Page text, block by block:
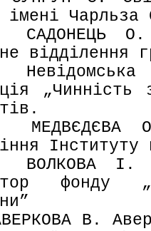
імені Чарльза
О.
відділення
І.
„Чинність
О.
І.
фонду
В.